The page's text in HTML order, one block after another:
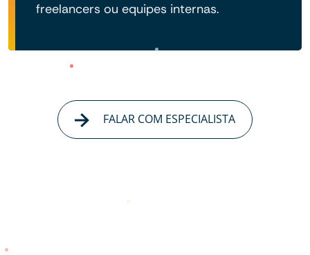
freelancers ou equipes internas.
FALAR COM ESPECIALISTA